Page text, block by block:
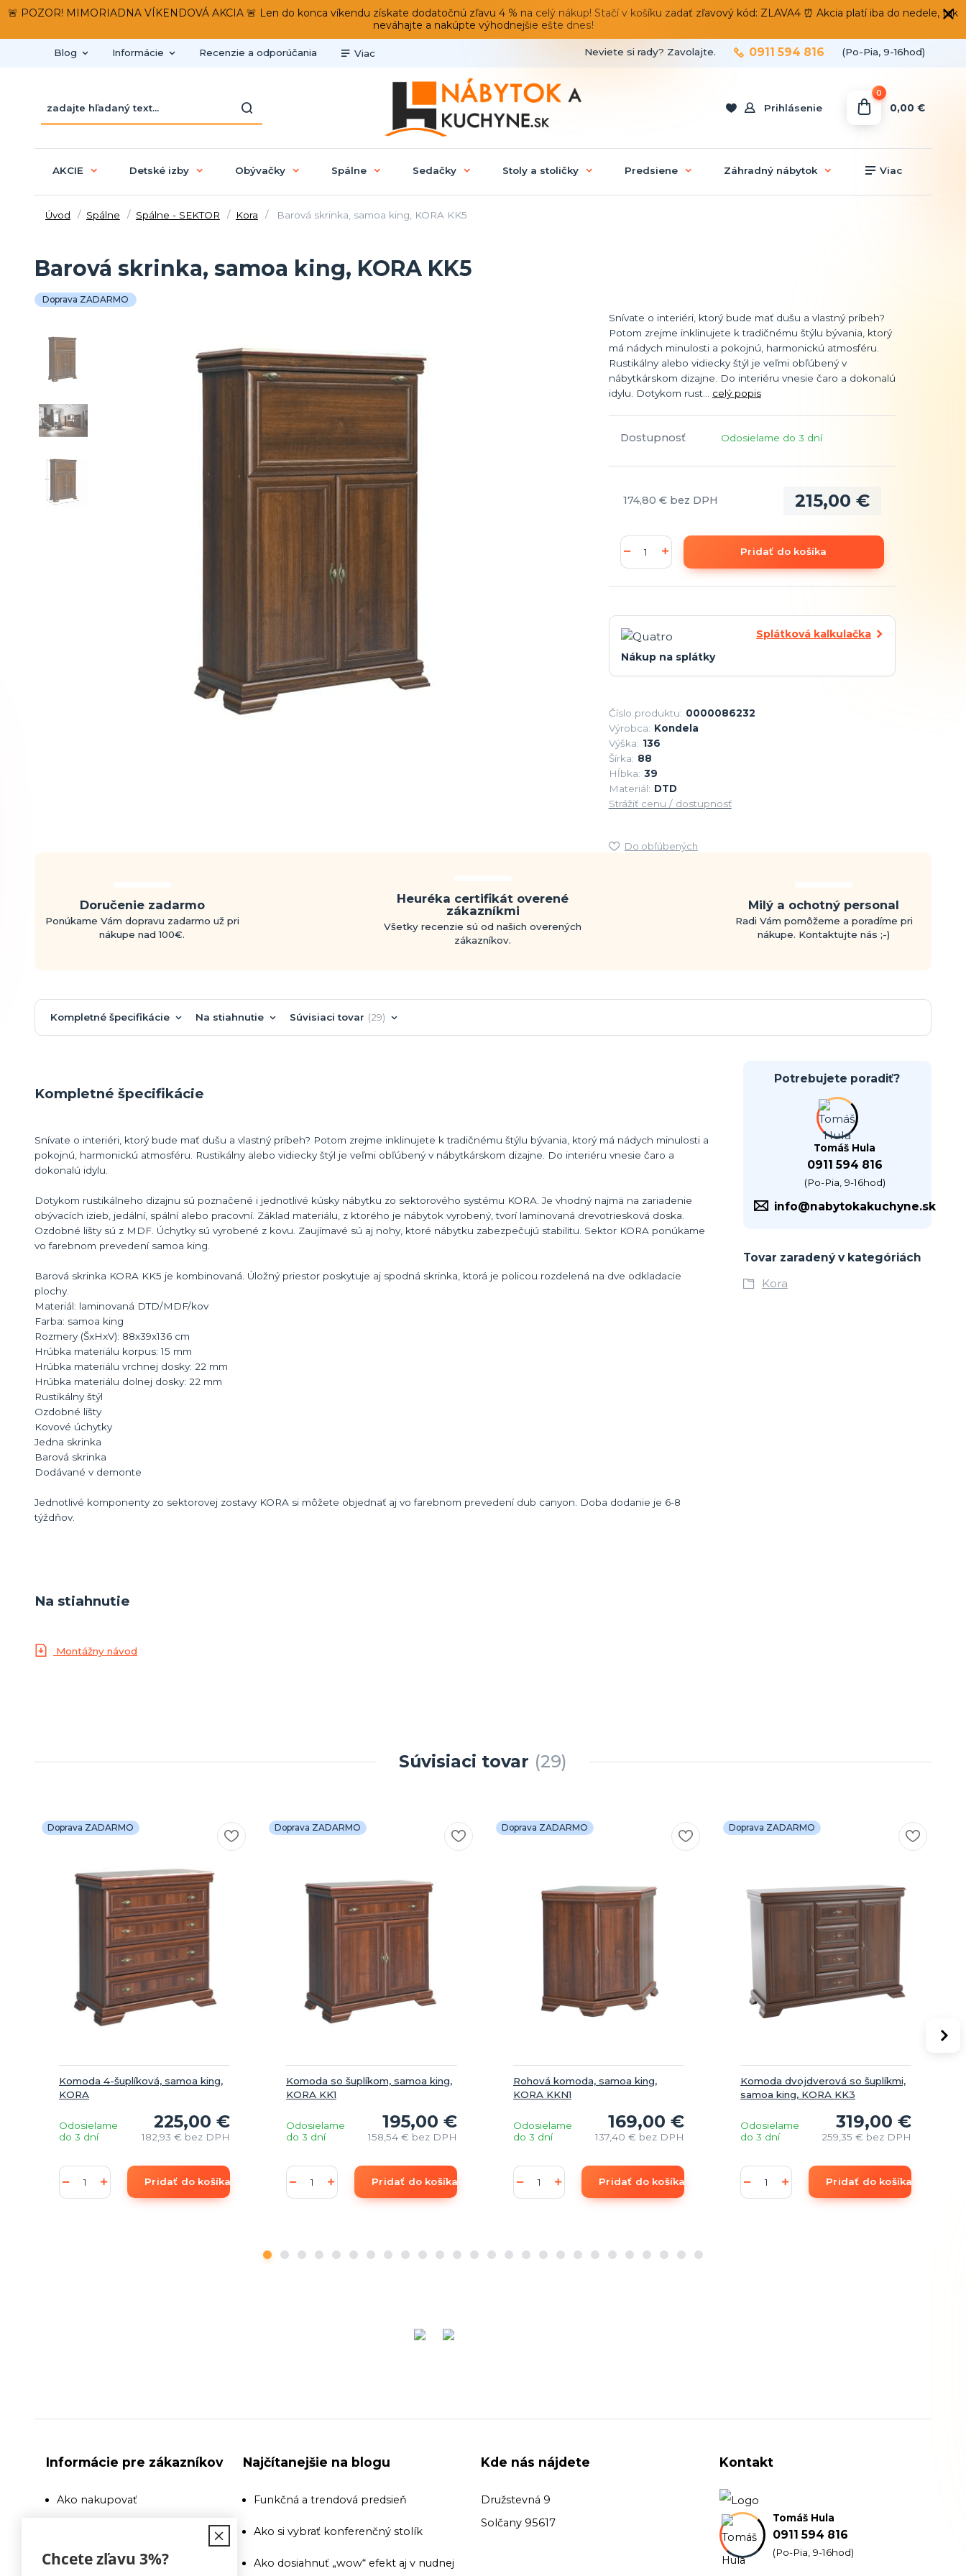
🚨 POZOR! MIMORIADNA VÍKENDOVÁ AKCIA 🚨 Len do konca víkendu získate dodatočnú zľavu 4 % na celý nákup! Stačí v košíku zadať zľavový kód: ZLAVA4 ⏰ Akcia platí iba do nedele, tak
neváhajte a nakúpte výhodnejšie ešte dnes!
Blog Informácie Recenzie a odporúčania Viac
Prihlásenie
Neviete si rady? Zavolajte. 0911 594 816 (Po-Pia, 9-16hod)
0
0,00 €
AKCIE Detské izby Obývačky Spálne Sedačky Stoly a stoličky Predsiene Záhradný nábytok Viac
Úvod Spálne Spálne - SEKTOR Kora Barová skrinka, samoa king, KORA KK5
Barová skrinka, samoa king, KORA KK5
Doprava ZADARMO
Snívate o interiéri, ktorý bude mať dušu a vlastný príbeh?
Potom zrejme inklinujete k tradičnému štýlu bývania, ktorý
má nádych minulosti a pokojnú, harmonickú atmosféru.
Rustikálny alebo vidiecky štýl je veľmi obľúbený v
nábytkárskom dizajne. Do interiéru vnesie čaro a dokonalú
idylu. Dotykom rust... celý popis
Dostupnosť Odosielame do 3 dní
215,00 €
174,80 € bez DPH
Pridať do košíka
Splátková kalkulačka
Nákup na splátky
Číslo produktu: 0000086232
Výrobca: Kondela
Výška: 136
Šírka: 88
Hĺbka: 39
Materiál: DTD
Strážiť cenu / dostupnosť
Do obľúbených
Doručenie zadarmo
Ponúkame Vám dopravu zadarmo už pri
nákupe nad 100€.
Heuréka certifikát overené
zákazníkmi
Všetky recenzie sú od našich overených
zákazníkov.
Milý a ochotný personal
Radi Vám pomôžeme a poradíme pri
nákupe. Kontaktujte nás ;-)
Kompletné špecifikácie Na stiahnutie Súvisiaci tovar 29
Kompletné špecifikácie
Snívate o interiéri, ktorý bude mať dušu a vlastný príbeh? Potom zrejme inklinujete k tradičnému štýlu bývania, ktorý má nádych minulosti a
pokojnú, harmonickú atmosféru. Rustikálny alebo vidiecky štýl je veľmi obľúbený v nábytkárskom dizajne. Do interiéru vnesie čaro a
dokonalú idylu.
Dotykom rustikálneho dizajnu sú poznačené i jednotlivé kúsky nábytku zo sektorového systému KORA. Je vhodný najmä na zariadenie
obývacích izieb, jedální, spální alebo pracovní. Základ materiálu, z ktorého je nábytok vyrobený, tvorí laminovaná drevotriesková doska.
Ozdobné lišty sú z MDF. Úchytky sú vyrobené z kovu. Zaujímavé sú aj nohy, ktoré nábytku zabezpečujú stabilitu. Sektor KORA ponúkame
vo farebnom prevedení samoa king.
Barová skrinka KORA KK5 je kombinovaná. Úložný priestor poskytuje aj spodná skrinka, ktorá je policou rozdelená na dve odkladacie
plochy.
Materiál: laminovaná DTD/MDF/kov
Farba: samoa king
Rozmery (ŠxHxV): 88x39x136 cm
Hrúbka materiálu korpus: 15 mm
Hrúbka materiálu vrchnej dosky: 22 mm
Hrúbka materiálu dolnej dosky: 22 mm
Rustikálny štýl
Ozdobné lišty
Kovové úchytky
Jedna skrinka
Barová skrinka
Dodávané v demonte
Jednotlivé komponenty zo sektorovej zostavy KORA si môžete objednať aj vo farebnom prevedení dub canyon. Doba dodanie je 6-8
týždňov.
Potrebujete poradiť?
Tomáš Hula
0911 594 816
(Po-Pia, 9-16hod)
info@nabytokakuchyne.sk
Tovar zaradený v kategóriách
Kora
Na stiahnutie
Montážny návod
Súvisiaci tovar 29
Doprava ZADARMO
Komoda 4-šuplíková, samoa king,
KORA
225,00 €
182,93 € bez DPH
Odosielame
do 3 dní
Pridať do košíka
Doprava ZADARMO
Komoda so šuplíkom, samoa king,
KORA KK1
195,00 €
158,54 € bez DPH
Odosielame
do 3 dní
Pridať do košíka
Doprava ZADARMO
Rohová komoda, samoa king,
KORA KKN1
169,00 €
137,40 € bez DPH
Odosielame
do 3 dní
Pridať do košíka
Doprava ZADARMO
Komoda dvojdverová so šuplíkmi,
samoa king, KORA KK3
319,00 €
259,35 € bez DPH
Odosielame
do 3 dní
Pridať do košíka
Informácie pre zákazníkov
Ako nakupovať
Recenzie a odporúčania
Najčítanejšie na blogu
Funkčná a trendová predsieň
Ako si vybrať konferenčný stolík
Ako dosiahnuť „wow“ efekt aj v nudnej
Kde nás nájdete
Družstevná 9
Solčany 95617
Kontakt
Tomáš Hula
0911 594 816
(Po-Pia, 9-16hod)
Chcete zľavu 3%?